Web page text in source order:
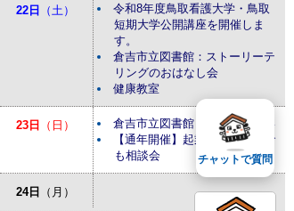
22日 （土）
令和8年度鳥取看護大学・鳥取
短期大学公開講座を開催しま
す。
倉吉市立図書館：ストーリーテ
リングのおはなし会
健康教室
23日 （日）
倉吉市立図書館：おはなしかい
【通年開催】起業・経営なんで
も相談会
24日 （月）
チャットで質問